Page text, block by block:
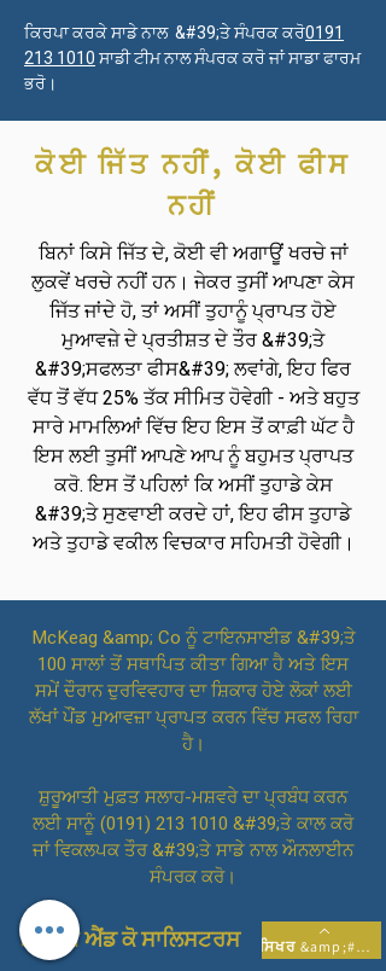
ਕਿਰਪਾ ਕਰਕੇ ਸਾਡੇ ਨਾਲ &#39;ਤੇ ਸੰਪਰਕ ਕਰੋ0191
213 1010ਸਾਡੀ ਟੀਮ ਨਾਲ ਸੰਪਰਕ ਕਰੋ ਜਾਂ ਸਾਡਾ ਫਾਰਮ
ਭਰੋ।
ਕੋਈ ਜਿੱਤ ਨਹੀਂ, ਕੋਈ ਫੀਸ
ਨਹੀਂ
ਬਿਨਾਂ ਕਿਸੇ ਜਿੱਤ ਦੇ, ਕੋਈ ਵੀ ਅਗਾਊਂ ਖਰਚੇ ਜਾਂ
ਲੁਕਵੇਂ ਖਰਚੇ ਨਹੀਂ ਹਨ। ਜੇਕਰ ਤੁਸੀਂ ਆਪਣਾ ਕੇਸ
ਜਿੱਤ ਜਾਂਦੇ ਹੋ, ਤਾਂ ਅਸੀਂ ਤੁਹਾਨੂੰ ਪ੍ਰਾਪਤ ਹੋਏ
ਮੁਆਵਜ਼ੇ ਦੇ ਪ੍ਰਤੀਸ਼ਤ ਦੇ ਤੌਰ &#39;ਤੇ
&#39;ਸਫਲਤਾ ਫੀਸ&#39; ਲਵਾਂਗੇ, ਇਹ ਫਿਰ
ਵੱਧ ਤੋਂ ਵੱਧ 25% ਤੱਕ ਸੀਮਿਤ ਹੋਵੇਗੀ - ਅਤੇ ਬਹੁਤ
ਸਾਰੇ ਮਾਮਲਿਆਂ ਵਿੱਚ ਇਹ ਇਸ ਤੋਂ ਕਾਫ਼ੀ ਘੱਟ ਹੈ
ਇਸ ਲਈ ਤੁਸੀਂ ਆਪਣੇ ਆਪ ਨੂੰ ਬਹੁਮਤ ਪ੍ਰਾਪਤ
ਕਰੋ. ਇਸ ਤੋਂ ਪਹਿਲਾਂ ਕਿ ਅਸੀਂ ਤੁਹਾਡੇ ਕੇਸ
&#39;ਤੇ ਸੁਣਵਾਈ ਕਰਦੇ ਹਾਂ, ਇਹ ਫੀਸ ਤੁਹਾਡੇ
ਅਤੇ ਤੁਹਾਡੇ ਵਕੀਲ ਵਿਚਕਾਰ ਸਹਿਮਤੀ ਹੋਵੇਗੀ।
McKeag &amp; Co ਨੂੰ ਟਾਇਨਸਾਈਡ &#39;ਤੇ
100 ਸਾਲਾਂ ਤੋਂ ਸਥਾਪਿਤ ਕੀਤਾ ਗਿਆ ਹੈ ਅਤੇ ਇਸ
ਸਮੇਂ ਦੌਰਾਨ ਦੁਰਵਿਵਹਾਰ ਦਾ ਸ਼ਿਕਾਰ ਹੋਏ ਲੋਕਾਂ ਲਈ
ਲੱਖਾਂ ਪੌਂਡ ਮੁਆਵਜ਼ਾ ਪ੍ਰਾਪਤ ਕਰਨ ਵਿੱਚ ਸਫਲ ਰਿਹਾ
ਹੈ।
ਸ਼ੁਰੂਆਤੀ ਮੁਫ਼ਤ ਸਲਾਹ-ਮਸ਼ਵਰੇ ਦਾ ਪ੍ਰਬੰਧ ਕਰਨ
ਲਈ ਸਾਨੂੰ(0191) 213 1010 &#39;ਤੇ ਕਾਲ ਕਰੋ
ਜਾਂ ਵਿਕਲਪਕ ਤੌਰ &#39;ਤੇ ਸਾਡੇ ਨਾਲ ਔਨਲਾਈਨ
ਸੰਪਰਕ ਕਰੋ।
ਮੈਕਕੇਗ ਐਂਡ ਕੋ ਸਾਲਿਸਟਰਸ ਸਿਖਰ &amp;#39;ਤੇ ਵਾਪਸ ਜਾਓ